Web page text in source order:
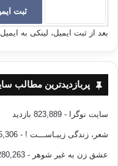
بعد از ثبت ایمیل، لینکی به
پربازدیدترین مطالب
سایت نوگرا - 823,889 بازدید
شعر، زندگی زیبـاســـت ! - 485,306 بازدید
عشق زن به غیر شوهر - 280,263 بازدید